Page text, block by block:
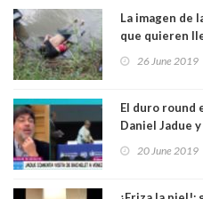
La imagen de
que quieren
26 June 2019
El duro round
Daniel Jadue
20 June 2019